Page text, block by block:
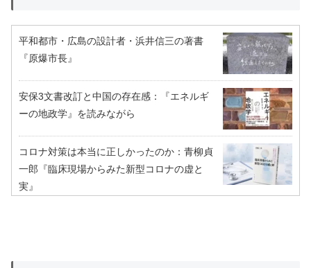
平和都市・広島の設計者・浜井信三の著書
『原爆市長』
安保3文書改訂と中国の存在感：『エネルギ
ーの地政学』を読みながら
コロナ対策は本当に正しかったのか：青柳貞
一郎『臨床現場からみた新型コロナの虚と
実』